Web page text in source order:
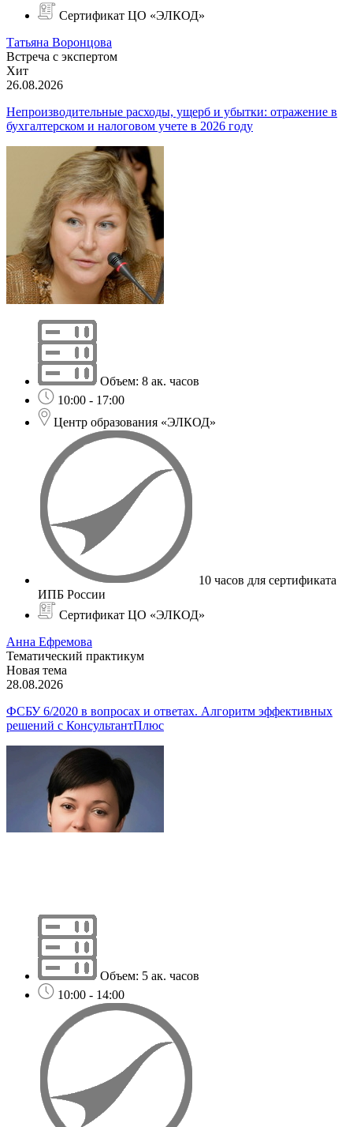
Сертификат ЦО «ЭЛКОД»
Татьяна Воронцова
Встреча с экспертом
Хит
26.08.2026
Непроизводительные расходы, ущерб и убытки: отражение в
бухгалтерском и налоговом учете в 2026 году
Объем: 8 ак. часов
10:00 - 17:00
Центр образования «ЭЛКОД»
10 часов для сертификата
ИПБ России
Сертификат ЦО «ЭЛКОД»
Анна Ефремова
Тематический практикум
Новая тема
28.08.2026
ФСБУ 6/2020 в вопросах и ответах. Алгоритм эффективных
решений с КонсультантПлюс
Объем: 5 ак. часов
10:00 - 14:00